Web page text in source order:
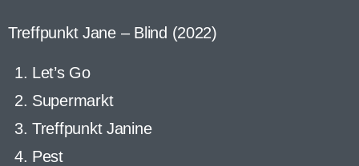
Treffpunkt Jane – Blind (2022)
Let’s Go
Supermarkt
Treffpunkt Janine
Pest